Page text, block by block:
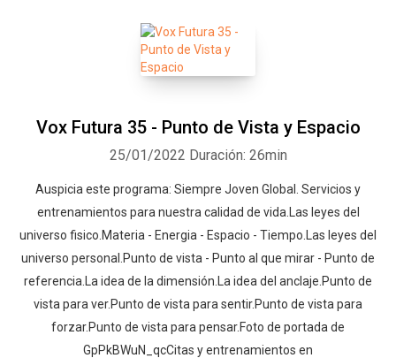
Vox Futura 35 - Punto de Vista y Espacio
25/01/2022 Duración: 26min
Auspicia este programa: Siempre Joven Global. Servicios y
entrenamientos para nuestra calidad de vida.Las leyes del
universo fisico.Materia - Energia - Espacio - Tiempo.Las leyes del
universo personal.Punto de vista - Punto al que mirar - Punto de
referencia.La idea de la dimensión.La idea del anclaje.Punto de
vista para ver.Punto de vista para sentir.Punto de vista para
forzar.Punto de vista para pensar.Foto de portada de
GpPkBWuN_qcCitas y entrenamientos en